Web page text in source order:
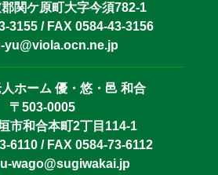
関ケ原町大字今須782-1
3155 / FAX 0584-43-3156
yu@viola.ocn.ne.jp
ホーム 優・悠・邑 和合
〒503-0005
市和合本町2丁目114-1
6110 / FAX 0584-73-6112
wago@sugiwakai.jp